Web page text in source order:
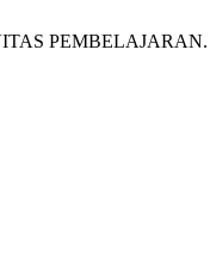
PEMBELAJARAN.